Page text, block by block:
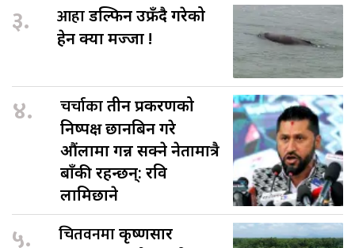
३. आहाडल्फिन उफ्रँदै गरेको
हेर्न क्या मज्जा !
४. चर्चाकातीन प्रकरणको
निष्पक्ष छानबिन गरे
औंलामा गन्न सक्ने नेतामात्रै
बाँकी रहन्छन्: रवि
लामिछाने
५. चितवनमाकृष्णसार